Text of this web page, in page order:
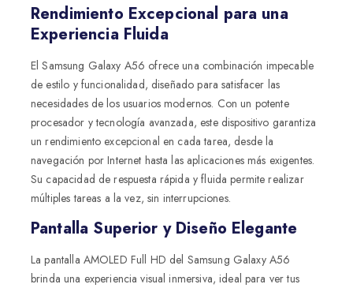
Rendimiento Excepcional para una
Experiencia Fluida
El Samsung Galaxy A56 ofrece una combinación impecable
de estilo y funcionalidad, diseñado para satisfacer las
necesidades de los usuarios modernos. Con un potente
procesador y tecnología avanzada, este dispositivo garantiza
un rendimiento excepcional en cada tarea, desde la
navegación por Internet hasta las aplicaciones más exigentes.
Su capacidad de respuesta rápida y fluida permite realizar
múltiples tareas a la vez, sin interrupciones.
Pantalla Superior y Diseño Elegante
La pantalla AMOLED Full HD del Samsung Galaxy A56
brinda una experiencia visual inmersiva, ideal para ver tus